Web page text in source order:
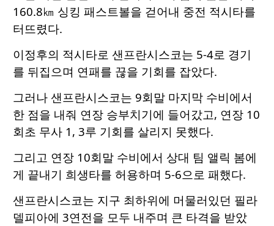
160.8㎞ 싱킹 패스트볼을 걷어내 중전 적시타를
터뜨렸다.
이정후의 적시타로 샌프란시스코는 5-4로 경기
를 뒤집으며 연패를 끊을 기회를 잡았다.
그러나 샌프란시스코는 9회말 마지막 수비에서
한 점을 내줘 연장 승부치기에 들어갔고, 연장 10
회초 무사 1, 3루 기회를 살리지 못했다.
그리고 연장 10회말 수비에서 상대 팀 앨릭 봄에
게 끝내기 희생타를 허용하며 5-6으로 패했다.
샌프란시스코는 지구 최하위에 머물러있던 필라
델피아에 3연전을 모두 내주며 큰 타격을 받았